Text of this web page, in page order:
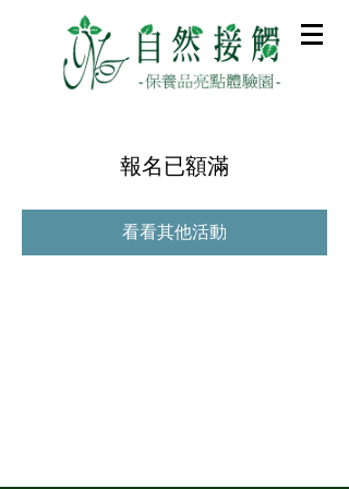
報名已額滿
看看其他活動